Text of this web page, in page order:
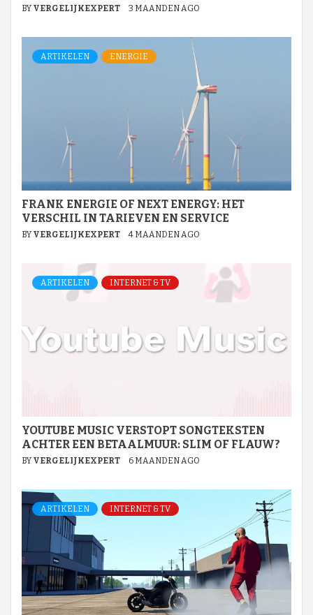
BY VERGELIJKEXPERT 3 MAANDEN AGO
ARTIKELEN ENERGIE
FRANK ENERGIE OF NEXT ENERGY: HET
VERSCHIL IN TARIEVEN EN SERVICE
BY VERGELIJKEXPERT 4 MAANDEN AGO
ARTIKELEN INTERNET & TV
YOUTUBE MUSIC VERSTOPT SONGTEKSTEN
ACHTER EEN BETAALMUUR: SLIM OF FLAUW?
BY VERGELIJKEXPERT 6 MAANDEN AGO
ARTIKELEN INTERNET & TV